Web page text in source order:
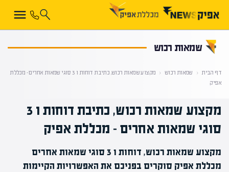
שמאות רכוש
דף הבית ‹ שמאות רכוש ‹
מקצוע שמאות רכוש, כתיבת דוחות ו 3 סוגי שמאות אחרים – מכללת
אפיק
מקצוע שמאות רכוש, כתיבת דוחות ו 3
סוגי שמאות אחרים – מכללת אפיק
מקצוע שמאות רכוש, דוחות ו 3 סוגי שמאות אחרים
מכללת אפיק סוקרים בפניכם את האפשרויות הקיימות